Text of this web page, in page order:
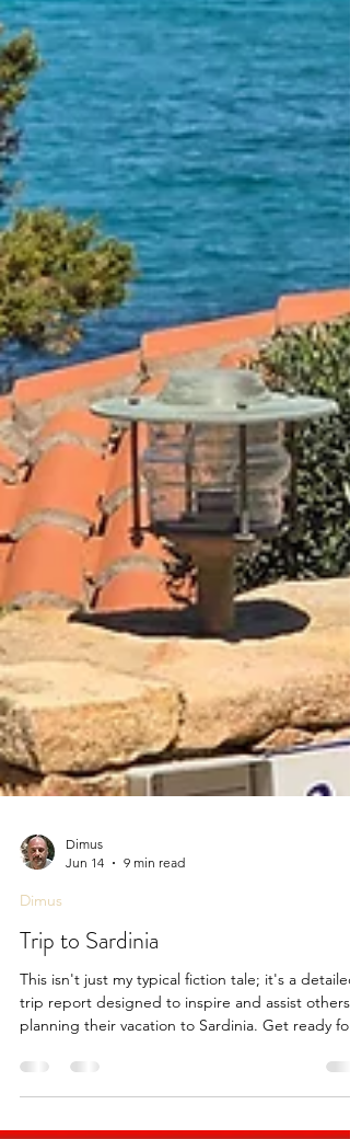
Dimus
Trip to Sardinia
This isn't just my typical fiction tale; it's a detailed
trip report designed to inspire and assist others
travel plans a reality!